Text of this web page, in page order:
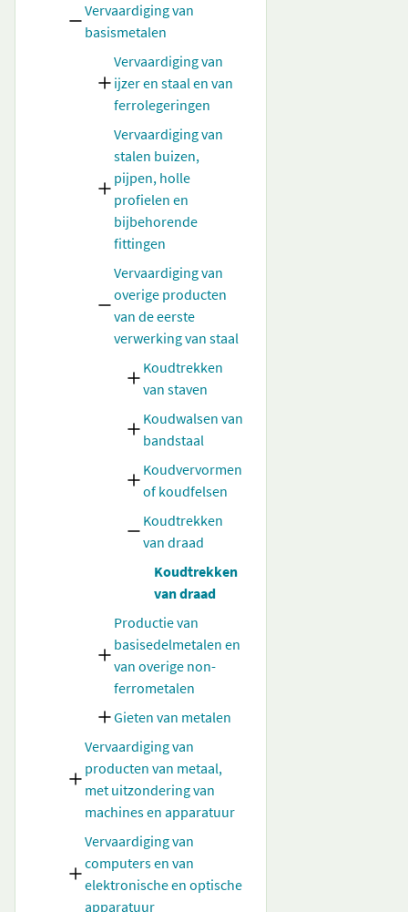
Vervaardiging van
basismetalen
Vervaardiging van
ijzer en staal en van
ferrolegeringen
Vervaardiging van
stalen buizen,
pijpen, holle
profielen en
bijbehorende
fittingen
Vervaardiging van
overige producten
van de eerste
verwerking van staal
Koudtrekken
van staven
Koudwalsen van
bandstaal
Koudvervormen
of koudfelsen
Koudtrekken
van draad
Koudtrekken
van draad
Productie van
basisedelmetalen en
van overige non-
ferrometalen
Gieten van metalen
Vervaardiging van
producten van metaal,
met uitzondering van
machines en apparatuur
Vervaardiging van
computers en van
elektronische en optische
apparatuur